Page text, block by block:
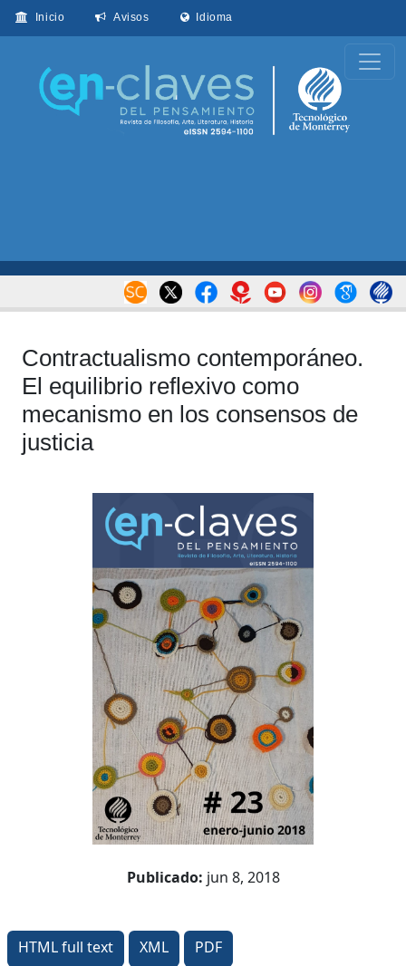
Inicio Avisos Idioma
Contractualismo contemporáneo.
El equilibrio reflexivo como
mecanismo en los consensos de
justicia
Publicado: jun 8, 2018
HTML full text XML PDF